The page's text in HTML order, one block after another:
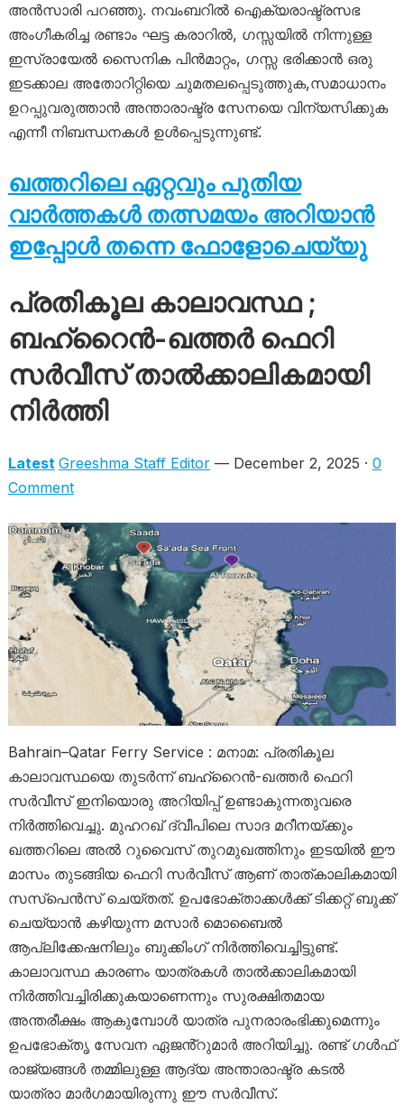
അൻസാരി പറഞ്ഞു. നവംബറിൽ ഐക്യരാഷ്ട്രസഭ
അംഗീകരിച്ച രണ്ടാം ഘട്ട കരാറിൽ, ഗസ്സയിൽ നിന്നുള്ള
ഇസ്രായേൽ സൈനിക പിൻമാറ്റം, ഗസ്സ ഭരിക്കാൻ ഒരു
ഇടക്കാല അതോറിറ്റിയെ ചുമതലപ്പെടുത്തുക,സമാധാനം
ഉറപ്പുവരുത്താൻ അന്താരാഷ്ട്ര സേനയെ വിന്യസിക്കുക
എന്നീ നിബന്ധനകൾ ഉൾപ്പെടുന്നുണ്ട്.
ഖത്തറിലെ ഏറ്റവും പുതിയ
വാർത്തകൾ തത്സമയം അറിയാൻ
ഇപ്പോൾ തന്നെ ഫോളോചെയ്യു
പ്രതികൂല കാലാവസ്ഥ ;
ബഹ്റൈൻ-ഖത്തർ ഫെറി
സർവീസ് താൽക്കാലികമായി
നിർത്തി
Latest Greeshma Staff Editor— December 2, 2025 · 0
Comment
Bahrain–Qatar Ferry Service : മനാമ: പ്രതികൂല
കാലാവസ്ഥയെ തുടർന്ന് ബഹ്റൈൻ-ഖത്തർ ഫെറി
സർവീസ് ഇനിയൊരു അറിയിപ്പ് ഉണ്ടാകുന്നതുവരെ
നിർത്തിവെച്ചു. മുഹറഖ് ദ്വീപിലെ സാദ മറീനയ്ക്കും
ഖത്തറിലെ അൽ റുവൈസ് തുറമുഖത്തിനും ഇടയിൽ ഈ
മാസം തുടങ്ങിയ ഫെറി സർവീസ് ആണ് താത്കാലികമായി
സസ്പെൻസ് ചെയ്തത്. ഉപഭോക്താക്കൾക്ക് ടിക്കറ്റ് ബുക്ക്
ചെയ്യാൻ കഴിയുന്ന മസാർ മൊബൈൽ
ആപ്ലിക്കേഷനിലും ബുക്കിംഗ് നിർത്തിവെച്ചിട്ടുണ്ട്.
കാലാവസ്ഥ കാരണം യാത്രകൾ താൽക്കാലികമായി
നിർത്തിവച്ചിരിക്കുകയാണെന്നും സുരക്ഷിതമായ
അന്തരീക്ഷം ആകുമ്പോൾ യാത്ര പുനരാരംഭിക്കുമെന്നും
ഉപഭോക്തൃ സേവന ഏജൻ്റുമാർ അറിയിച്ചു. രണ്ട് ഗൾഫ്
രാജ്യങ്ങൾ തമ്മിലുള്ള ആദ്യ അന്താരാഷ്ട്ര കടൽ
യാത്രാ മാർഗമായിരുന്നു ഈ സർവീസ്.